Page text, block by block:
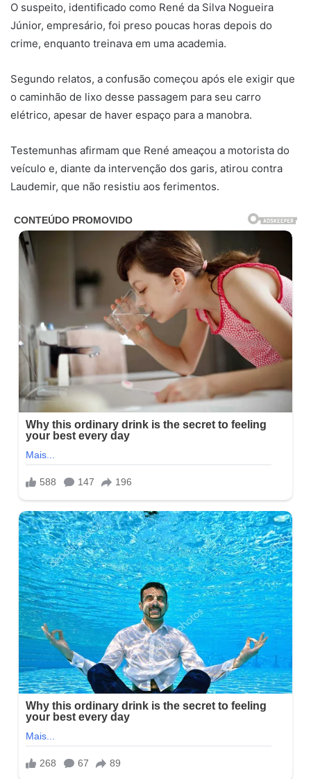
O suspeito, identificado como René da Silva Nogueira
Júnior, empresário, foi preso poucas horas depois do
crime, enquanto treinava em uma academia.
Segundo relatos, a confusão começou após ele exigir que
o caminhão de lixo desse passagem para seu carro
elétrico, apesar de haver espaço para a manobra.
Testemunhas afirmam que René ameaçou a motorista do
veículo e, diante da intervenção dos garis, atirou contra
Laudemir, que não resistiu aos ferimentos.